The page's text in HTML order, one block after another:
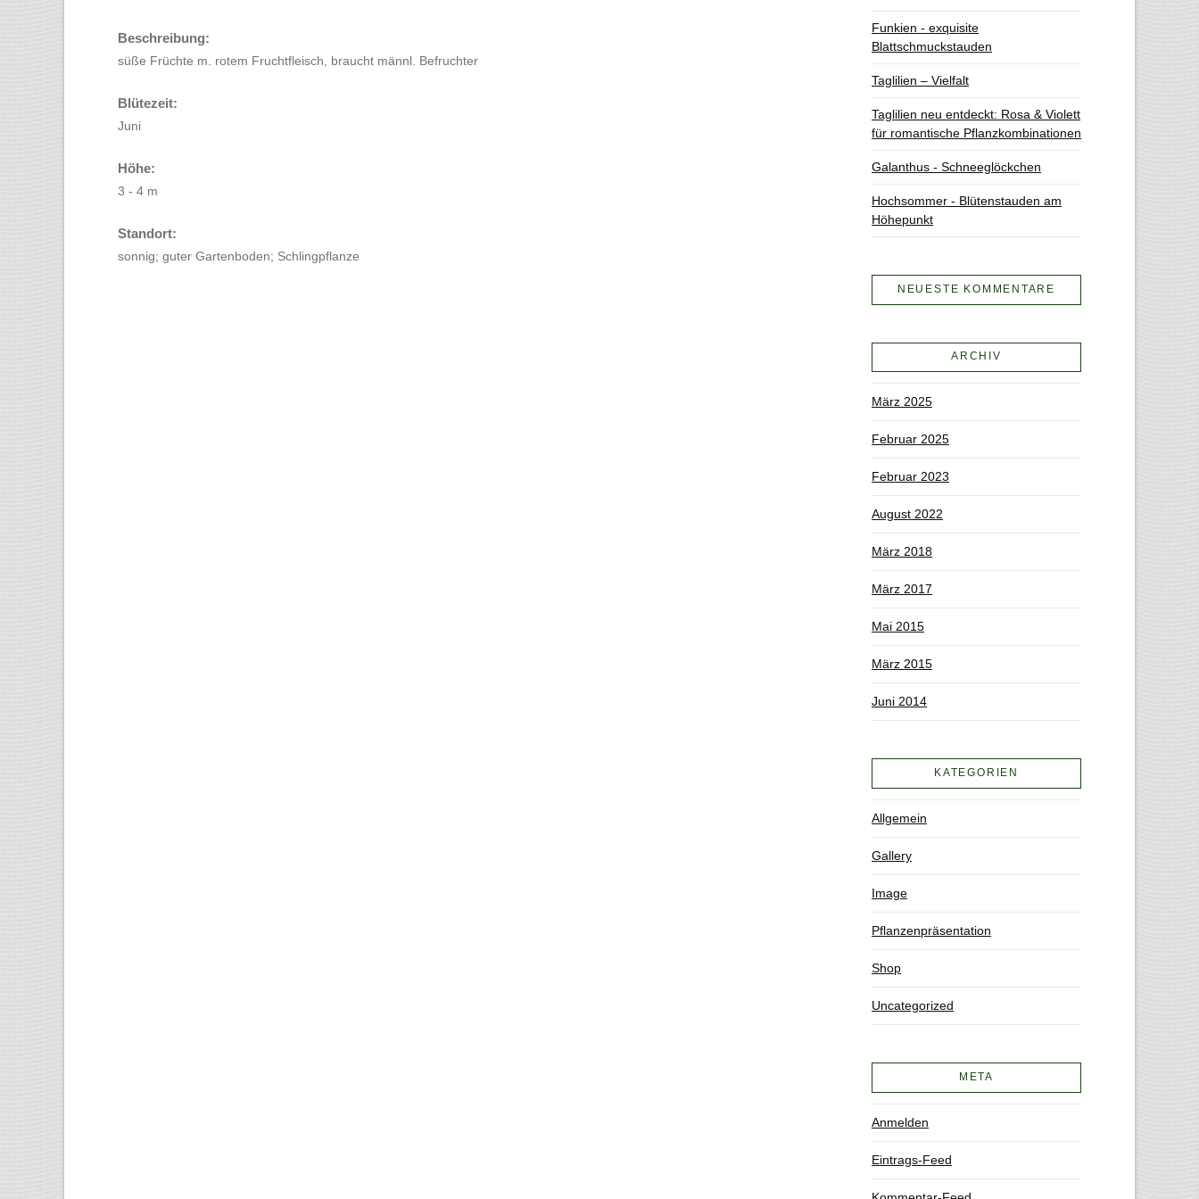
Beschreibung:
süße Früchte m. rotem Fruchtfleisch, braucht männl. Befruchter
Blütezeit:
Juni
Höhe:
3 - 4 m
Standort:
sonnig; guter Gartenboden; Schlingpflanze
Funkien - exquisite
Blattschmuckstauden
Taglilien – Vielfalt
Taglilien neu entdeckt: Rosa & Violett
für romantische Pflanzkombinationen
Galanthus - Schneeglöckchen
Hochsommer - Blütenstauden am
Höhepunkt
NEUESTE KOMMENTARE
ARCHIV
März 2025
Februar 2025
Februar 2023
August 2022
März 2018
März 2017
Mai 2015
März 2015
Juni 2014
KATEGORIEN
Allgemein
Gallery
Image
Pflanzenpräsentation
Shop
Uncategorized
META
Anmelden
Eintrags-Feed